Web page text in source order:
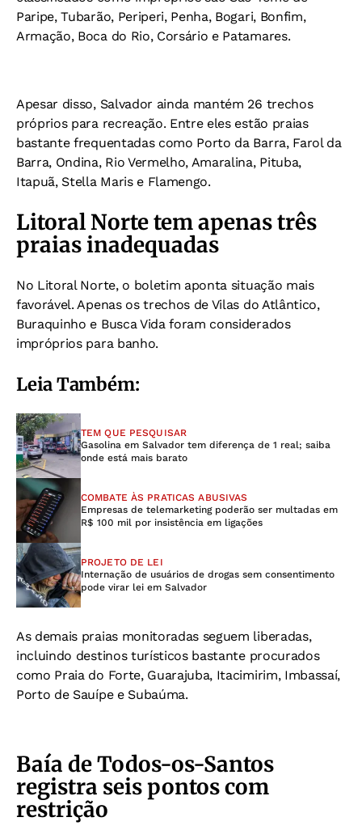
Paripe, Tubarão, Periperi, Penha, Bogari, Bonfim,
Armação, Boca do Rio, Corsário e Patamares.
Apesar disso, Salvador ainda mantém 26 trechos
próprios para recreação. Entre eles estão praias
bastante frequentadas como Porto da Barra, Farol da
Barra, Ondina, Rio Vermelho, Amaralina, Pituba,
Itapuã, Stella Maris e Flamengo.
Litoral Norte tem apenas três
praias inadequadas
No Litoral Norte, o boletim aponta situação mais
favorável. Apenas os trechos de Vilas do Atlântico,
Buraquinho e Busca Vida foram considerados
impróprios para banho.
Leia Também:
TEM QUE PESQUISAR
Gasolina em Salvador tem diferença de 1 real; saiba
onde está mais barato
COMBATE ÀS PRATICAS ABUSIVAS
Empresas de telemarketing poderão ser multadas em
R$ 100 mil por insistência em ligações
PROJETO DE LEI
Internação de usuários de drogas sem consentimento
pode virar lei em Salvador
As demais praias monitoradas seguem liberadas,
incluindo destinos turísticos bastante procurados
como Praia do Forte, Guarajuba, Itacimirim, Imbassaí,
Porto de Sauípe e Subaúma.
Baía de Todos-os-Santos
registra seis pontos com
restrição